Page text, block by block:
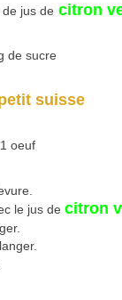
jus de citron
de sucre
suisse
1 oeuf
le jus de citron